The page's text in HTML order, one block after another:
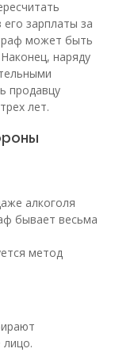
зарплаты за
может быть
наряду
продавцу
лет.
алкоголя
бывает весьма
метод